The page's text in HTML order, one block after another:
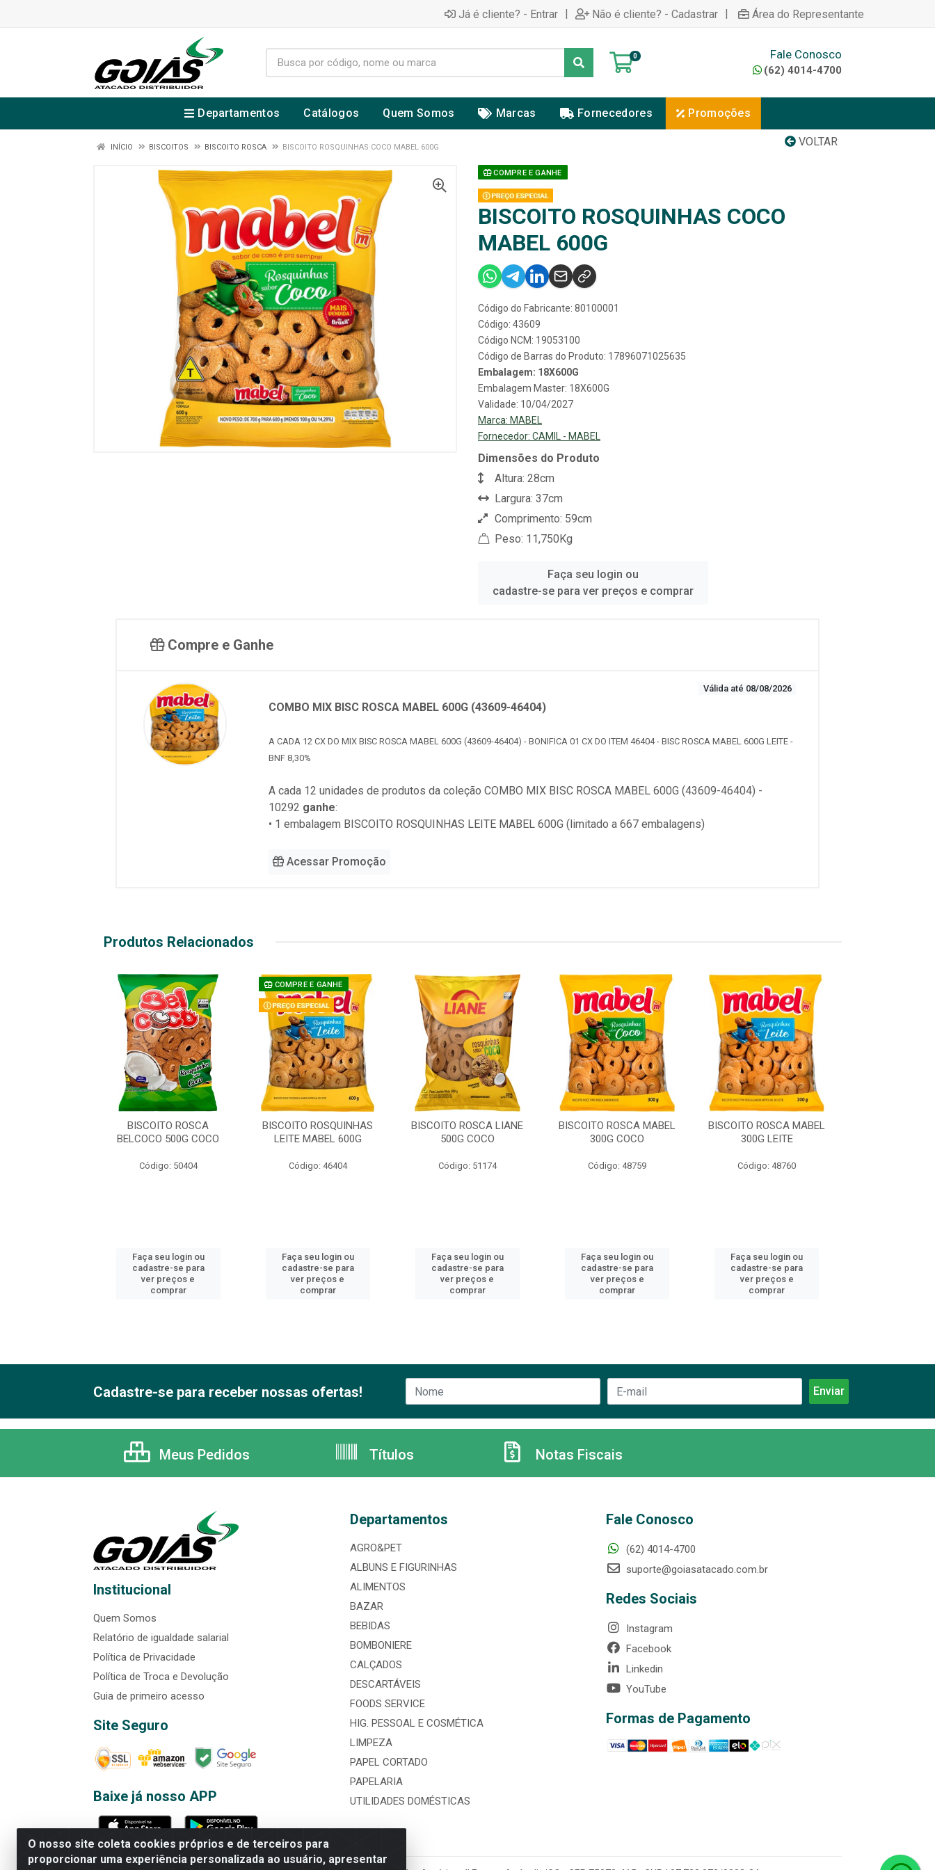
Já é cliente? - Entrar | Não é cliente? - Cadastrar | Área do Representante
0 Fale Conosco
(62) 4014-4700
Departamentos Catálogos Quem Somos Marcas Fornecedores Promoções
VOLTAR
INÍCIO BISCOITOS BISCOITO ROSCA BISCOITO ROSQUINHAS COCO MABEL 600G
COMPRE E GANHE
BISCOITO ROSQUINHAS COCO
MABEL 600G
Código do Fabricante: 80100001
Código: 43609
Código NCM: 19053100
Código de Barras do Produto: 17896071025635
Embalagem: 18X600G
Embalagem Master: 18X600G
Validade: 10/04/2027
Marca: MABEL
Fornecedor: CAMIL - MABEL
Dimensões do Produto
Altura: 28cm
Largura: 37cm
Comprimento: 59cm
Peso: 11,750Kg
Faça seu login ou
cadastre-se para ver preços e comprar
Compre e Ganhe
Válida até 08/08/2026
COMBO MIX BISC ROSCA MABEL 600G (43609-46404)
A CADA 12 CX DO MIX BISC ROSCA MABEL 600G (43609-46404) - BONIFICA 01 CX DO ITEM 46404 - BISC ROSCA MABEL 600G LEITE -
BNF 8,30%
A cada 12 unidades de produtos da coleçãoCOMBO MIX BISC ROSCA MABEL 600G (43609-46404) -
10292 ganhe:
• 1 embalagem BISCOITO ROSQUINHAS LEITE MABEL 600G (limitado a 667 embalagens)
Acessar Promoção
Produtos Relacionados
BISCOITO ROSCA
BELCOCO 500G COCO
Código: 50404
Faça seu login ou
cadastre-se para
ver preços e
comprar
COMPRE E GANHE
BISCOITO ROSQUINHAS
LEITE MABEL 600G
Código: 46404
Faça seu login ou
cadastre-se para
ver preços e
comprar
BISCOITO ROSCA LIANE
500G COCO
Código: 51174
Faça seu login ou
cadastre-se para
ver preços e
comprar
BISCOITO ROSCA MABEL
300G COCO
Código: 48759
Faça seu login ou
cadastre-se para
ver preços e
comprar
BISCOITO ROSCA MABEL
300G LEITE
Código: 48760
Faça seu login ou
cadastre-se para
ver preços e
comprar
O nosso site coleta cookies próprios e de terceiros para
proporcionar uma experiência personalizada ao usuário, apresentar
Cadastre-se para receber nossas ofertas!
Meus Pedidos Títulos Notas Fiscais
Institucional
Quem Somos
Relatório de igualdade salarial
Política de Privacidade
Política de Troca e Devolução
Guia de primeiro acesso
Site Seguro
Baixe já nosso APP
Departamentos
AGRO&PET
ALBUNS E FIGURINHAS
ALIMENTOS
BAZAR
BEBIDAS
BOMBONIERE
CALÇADOS
DESCARTÁVEIS
FOODS SERVICE
HIG. PESSOAL E COSMÉTICA
LIMPEZA
PAPEL CORTADO
PAPELARIA
UTILIDADES DOMÉSTICAS
Fale Conosco
(62) 4014-4700
suporte@goiasatacado.com.br
Redes Sociais
Instagram
Facebook
Linkedin
YouTube
Formas de Pagamento